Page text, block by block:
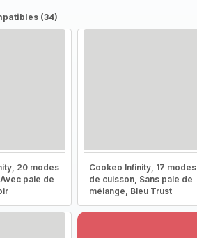
(34)
20 modes
pale de
Cookeo Infinity, 17 modes
de cuisson, Sans pale de
mélange, Bleu Trust